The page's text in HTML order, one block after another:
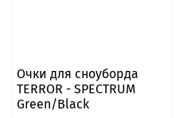
Очки для сноуборда
TERROR - SPECTRUM
Green/Black